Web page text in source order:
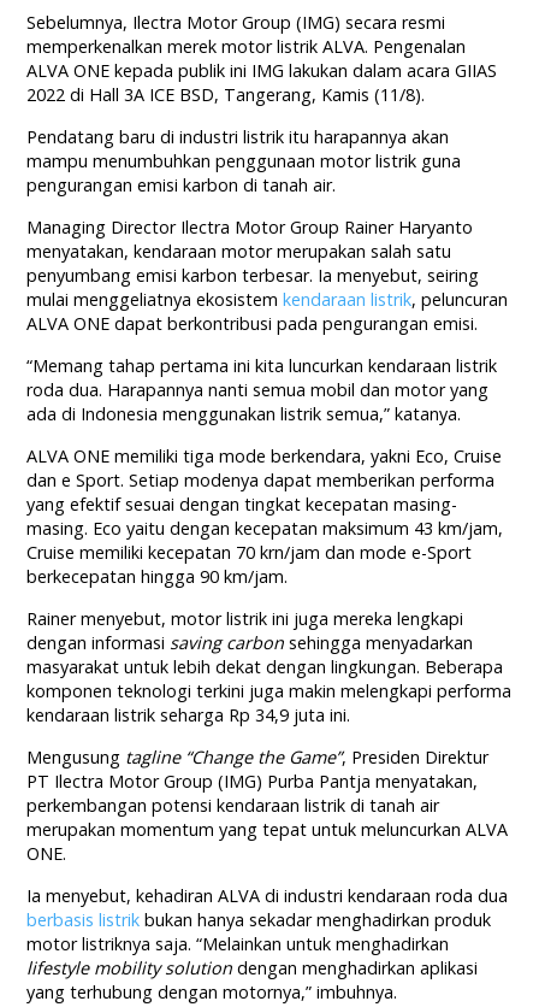
Sebelumnya, Ilectra Motor Group (IMG) secara resmi
memperkenalkan merek motor listrik ALVA. Pengenalan
ALVA ONE kepada publik ini IMG lakukan dalam acara GIIAS
2022 di Hall 3A ICE BSD, Tangerang, Kamis (11/8).
Pendatang baru di industri listrik itu harapannya akan
mampu menumbuhkan penggunaan motor listrik guna
pengurangan emisi karbon di tanah air.
Managing Director Ilectra Motor Group Rainer Haryanto
menyatakan, kendaraan motor merupakan salah satu
penyumbang emisi karbon terbesar. Ia menyebut, seiring
mulai menggeliatnya ekosistemkendaraan listrik, peluncuran
ALVA ONE dapat berkontribusi pada pengurangan emisi.
“Memang tahap pertama ini kita luncurkan kendaraan listrik
roda dua. Harapannya nanti semua mobil dan motor yang
ada di Indonesia menggunakan listrik semua,” katanya.
ALVA ONE memiliki tiga mode berkendara, yakni Eco, Cruise
dan e Sport. Setiap modenya dapat memberikan performa
yang efektif sesuai dengan tingkat kecepatan masing-
masing. Eco yaitu dengan kecepatan maksimum 43 km/jam,
Cruise memiliki kecepatan 70 krn/jam dan mode e-Sport
berkecepatan hingga 90 km/jam.
Rainer menyebut, motor listrik ini juga mereka lengkapi
dengan informasi saving carbon sehingga menyadarkan
masyarakat untuk lebih dekat dengan lingkungan. Beberapa
komponen teknologi terkini juga makin melengkapi performa
kendaraan listrik seharga Rp 34,9 juta ini.
Mengusung tagline “Change the Game”, Presiden Direktur
PT Ilectra Motor Group (IMG) Purba Pantja menyatakan,
perkembangan potensi kendaraan listrik di tanah air
merupakan momentum yang tepat untuk meluncurkan ALVA
ONE.
Ia menyebut, kehadiran ALVA di industri kendaraan roda dua
berbasis listrik bukan hanya sekadar menghadirkan produk
motor listriknya saja. “Melainkan untuk menghadirkan
lifestyle mobility solution dengan menghadirkan aplikasi
yang terhubung dengan motornya,” imbuhnya.